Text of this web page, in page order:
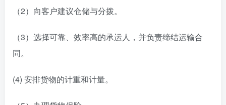
（2）向客户建议仓储与分拨。
（3）选择可靠、效率高的承运人，并负责缔结运输合
同。
(4) 安排货物的计重和计量。